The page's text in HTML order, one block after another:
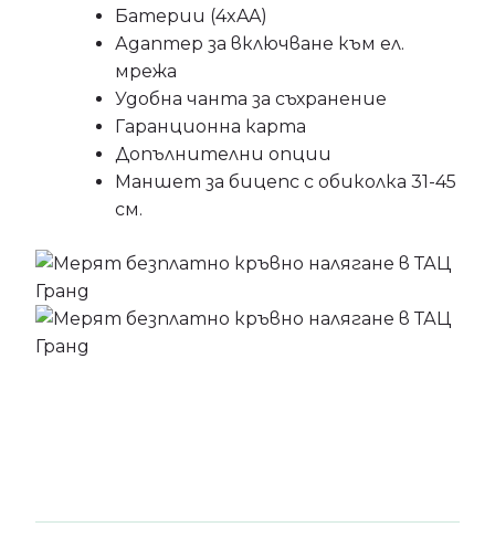
Батерии (4xAA)
Адаптер за включване към ел.
мрежа
Удобна чанта за съхранение
Гаранционна карта
Допълнителни опции
Маншет за бицепс с обиколка 31-45
см.